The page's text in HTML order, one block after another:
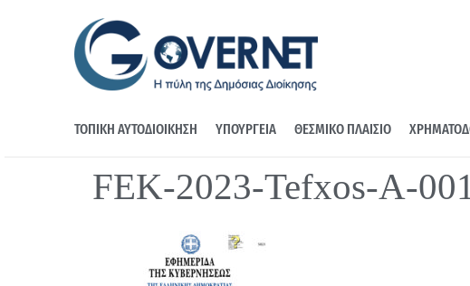
ΤΟΠΙΚΗ ΑΥΤΟΔΙΟΙΚΗΣΗ ΥΠΟΥΡΓΕΙΑ ΘΕΣΜΙΚΟ ΠΛΑΙΣΙΟ
FEK-2023-Tefxos-A-